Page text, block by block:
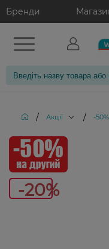
Бренди
/ Акції / -
-20%